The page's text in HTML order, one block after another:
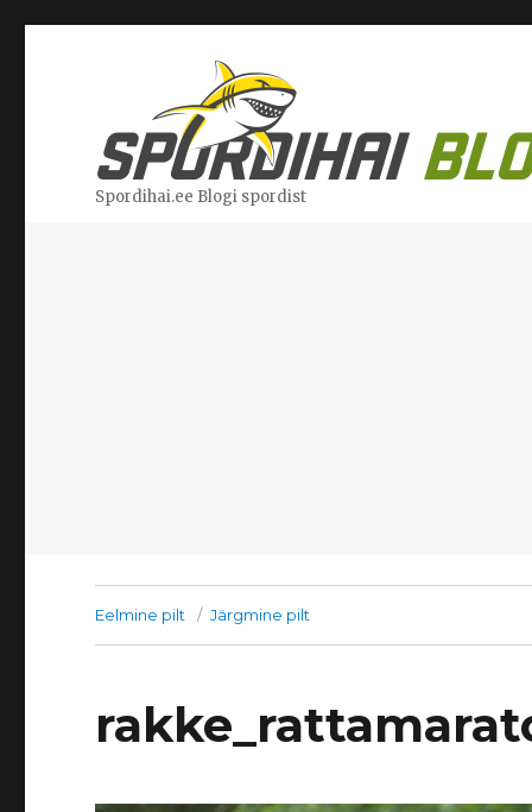
Spordihai.ee Blogi spordist
Eelmine pilt Järgmine pilt